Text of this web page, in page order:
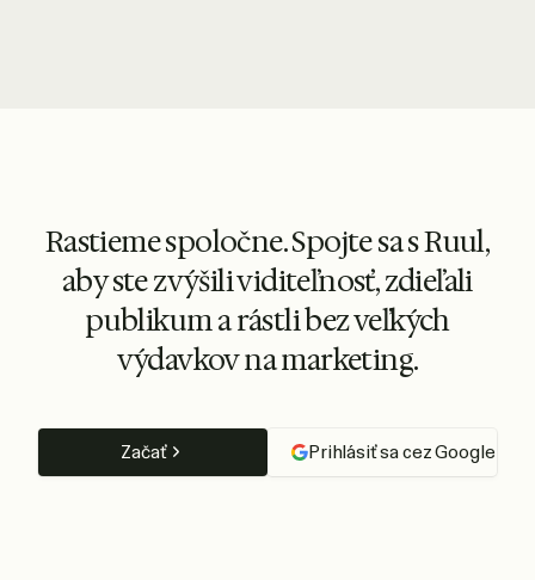
Rastieme spoločne. Spojte sa s Ruul,
aby ste zvýšili viditeľnosť, zdieľali
publikum a rástli bez veľkých
výdavkov na marketing.
Začať Prihlásiť sa cez Google